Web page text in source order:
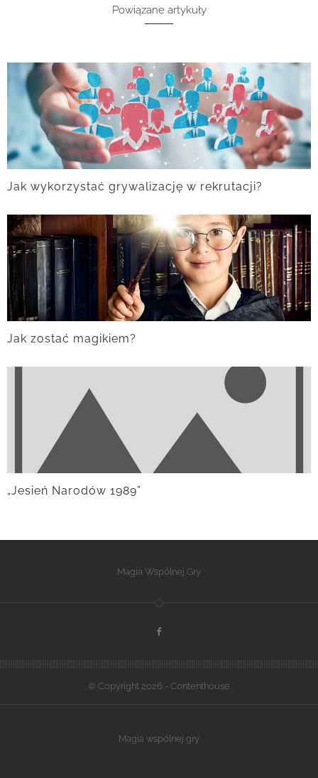
Powiązane artykuły
Jak wykorzystać grywalizację w rekrutacji?
Jak zostać magikiem?
„Jesień Narodów 1989”
Magia Wspólnej Gry
© Copyright 2026 - Contenthouse
Magia wspólnej gry